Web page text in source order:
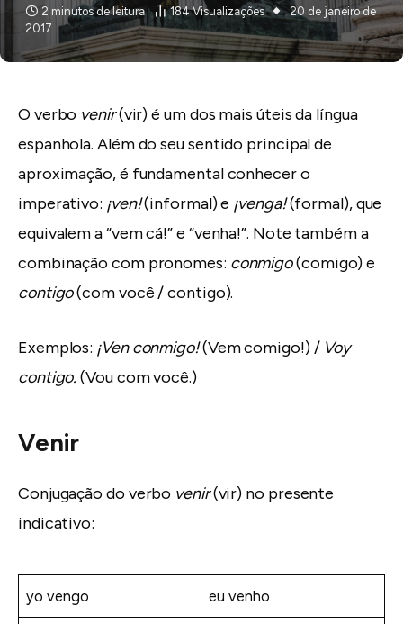
2 minutos de leitura 184Visualizações
20 de janeiro de
2017
O verbo venir(vir) é um dos mais úteis da língua
espanhola. Além do seu sentido principal de
aproximação, é fundamental conhecer o
imperativo: ¡ven!(informal) e ¡venga!(formal), que
equivalem a “vem cá!” e “venha!”. Note também a
combinação com pronomes: conmigo(comigo) e
contigo(com você / contigo).
Exemplos: ¡Ven conmigo!(Vem comigo!) / Voy
contigo. (Vou com você.)
Venir
Conjugação do verbo venir(vir) no presente
indicativo:
yo vengo eu venho